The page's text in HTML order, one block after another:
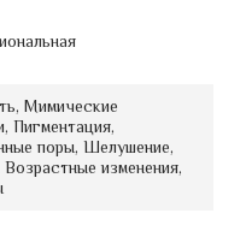
Мимические
Пигментация,
поры, Шелушение,
изменения,